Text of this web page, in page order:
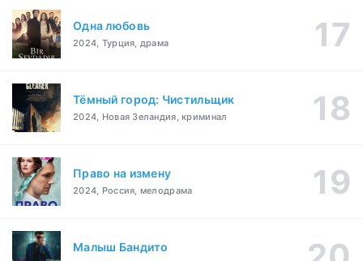
Одна любовь
2024, Турция, драма
Тёмный город: Чистильщик
2024, Новая Зеландия, криминал
Право на измену
2024, Россия, мелодрама
Малыш Бандито